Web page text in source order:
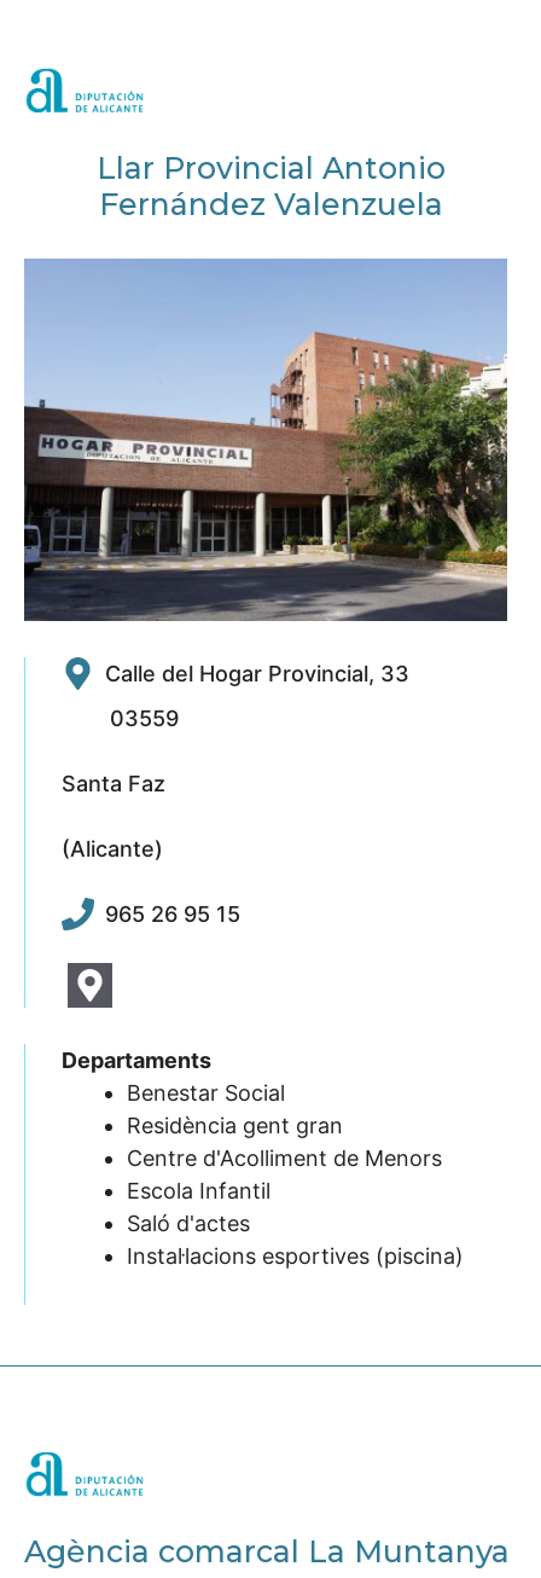
Llar Provincial Antonio
Fernández Valenzuela
Calle del Hogar Provincial, 33
03559
Santa Faz
(Alicante)
965 26 95 15
Departaments
Benestar Social
Residència gent gran
Centre d'Acolliment de Menors
Escola Infantil
Saló d'actes
Instal·lacions esportives (piscina)
Agència comarcal La Muntanya